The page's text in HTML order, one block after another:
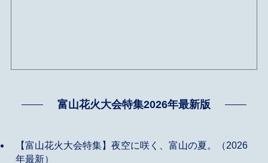
富山花火大会特集2026年最新版
【富山花火大会特集】夜空に咲く、富山の夏。（2026
年最新）